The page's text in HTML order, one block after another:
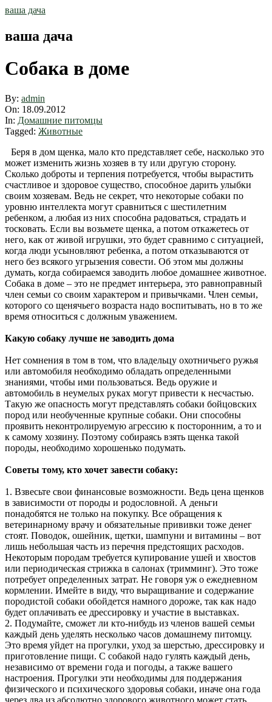
Skip
ваша дача
ваша дача
Собака в доме
By: admin
On: 18.09.2012
In: Домашние питомцы
Tagged: Животные
Беря в дом щенка, мало кто представляет себе, насколько это
может изменить жизнь хозяев в ту или другую сторону.
Сколько доброты и терпения потребуется, чтобы вырастить
счастливое и здоровое существо, способное дарить улыбки
своим хозяевам. Ведь не секрет, что некоторые собаки по
уровню интеллекта могут сравниться с шестилетним
ребенком, а любая из них способна радоваться, страдать и
тосковать. Если вы возьмете щенка, а потом откажетесь от
него, как от живой игрушки, это будет сравнимо с ситуацией,
когда люди усыновляют ребенка, а потом отказываются от
него без всякого угрызения совести. Об этом мы должны
думать, когда собираемся заводить любое домашнее животное.
Собака в доме – это не предмет интерьера, это равноправный
член семьи со своим характером и привычками. Член семьи,
которого со щенячьего возраста надо воспитывать, но в то же
время относиться с должным уважением.
Какую собаку лучше не заводить дома
Нет сомнения в том в том, что владельцу охотничьего ружья
или автомобиля необходимо обладать определенными
знаниями, чтобы ими пользоваться. Ведь оружие и
автомобиль в неумелых руках могут привести к несчастью.
Такую же опасность могут представлять собаки бойцовских
пород или необученные крупные собаки. Они способны
проявить неконтролируемую агрессию к посторонним, а то и
к самому хозяину. Поэтому собираясь взять щенка такой
породы, необходимо хорошенько подумать.
Советы тому, кто хочет завести собаку:
1. Взвесьте свои финансовые возможности. Ведь цена щенков
в зависимости от породы и родословной. А деньги
понадобятся не только на покупку. Все обращения к
ветеринарному врачу и обязательные прививки тоже денег
стоят. Поводок, ошейник, щетки, шампуни и витамины – вот
лишь небольшая часть из перечня предстоящих расходов.
Некоторым породам требуется купирование ушей и хвостов
или периодическая стрижка в салонах (тримминг). Это тоже
потребует определенных затрат. Не говоря уж о ежедневном
кормлении. Имейте в виду, что выращивание и содержание
породистой собаки обойдется намного дороже, так как надо
будет оплачивать ее дрессировку и участие в выставках.
2. Подумайте, сможет ли кто-нибудь из членов вашей семьи
каждый день уделять несколько часов домашнему питомцу.
Это время уйдет на прогулки, уход за шерстью, дрессировку и
приготовление пищи. С собакой надо гулять каждый день,
независимо от времени года и погоды, а также вашего
настроения. Прогулки эти необходимы для поддержания
физического и психического здоровья собаки, иначе она года
через два из абсолютно здорового животного может стать